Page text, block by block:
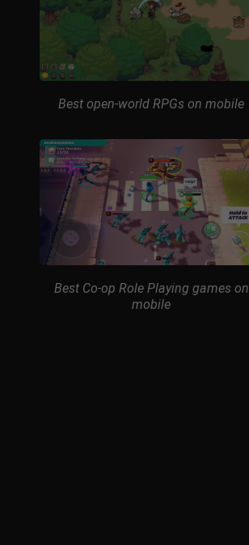
Best open-world RPGs on mobile
Best Co-op Role Playing games on
mobile